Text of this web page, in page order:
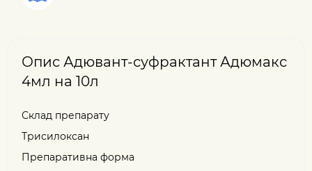
Опис Адювант-суфрактант Адюмакс
4мл на 10л
Склад препарату
Трисилоксан
Препаративна форма